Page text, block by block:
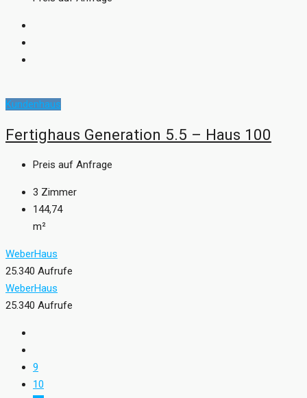
Kundenhaus
Fertighaus Generation 5.5 – Haus 100
Preis auf Anfrage
3 Zimmer
144,74
m²
WeberHaus
25.340 Aufrufe
WeberHaus
25.340 Aufrufe
9
10